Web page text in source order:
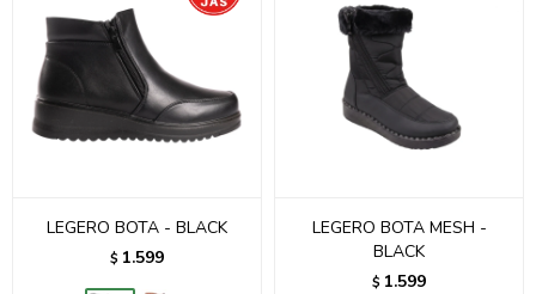
LEGERO BOTA - BLACK
$ 1.599
LEGERO BOTA MESH -
BLACK
$ 1.599